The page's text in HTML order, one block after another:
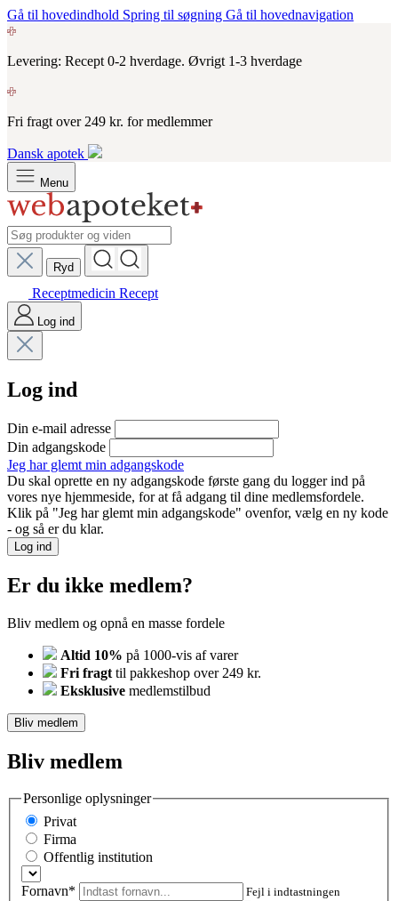
Gå til hovedindhold Spring til søgning Gå til hovednavigation
Levering: Recept 0-2 hverdage. Øvrigt 1-3 hverdage
Fri fragt over 249 kr. for medlemmer
Dansk apotek
Menu
Ryd
Receptmedicin Recept
Log ind
Log ind
Din e-mail adresse
Din adgangskode
Jeg har glemt min adgangskode
Du skal oprette en ny adgangskode første gang du logger ind på
vores nye hjemmeside, for at få adgang til dine medlemsfordele.
Klik på "Jeg har glemt min adgangskode" ovenfor, vælg en ny kode
- og så er du klar.
Log ind
Er du ikke medlem?
Bliv medlem og opnå en masse fordele
Altid 10% på 1000-vis af varer
Fri fragt til pakkeshop over 249 kr.
Eksklusive medlemstilbud
Bliv medlem
Bliv medlem
Personlige oplysninger
Privat
Firma
Offentlig institution
Fornavn* Fejl i indtastningen